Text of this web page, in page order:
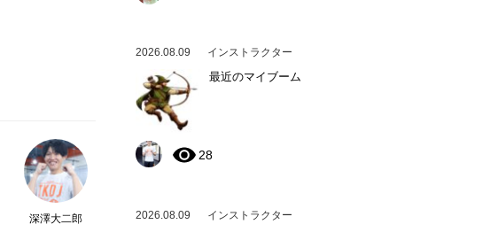
深澤大二郎
2026.08.09 インストラクター
最近のマイブーム
28
2026.08.09 インストラクター